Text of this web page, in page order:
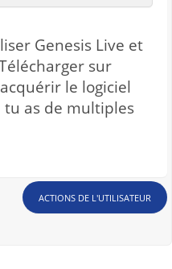
Genesis Live et
sur
le logiciel
tu as de multiples
ACTIONS DE L'UTILISATEUR